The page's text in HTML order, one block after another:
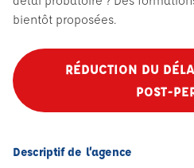
bientôt proposées.
RÉDUCTION DU
POST-
Descriptif de l’agence